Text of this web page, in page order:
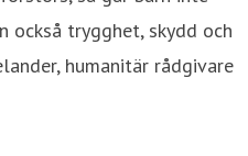
också trygghet, skydd och
humanitär rådgivare